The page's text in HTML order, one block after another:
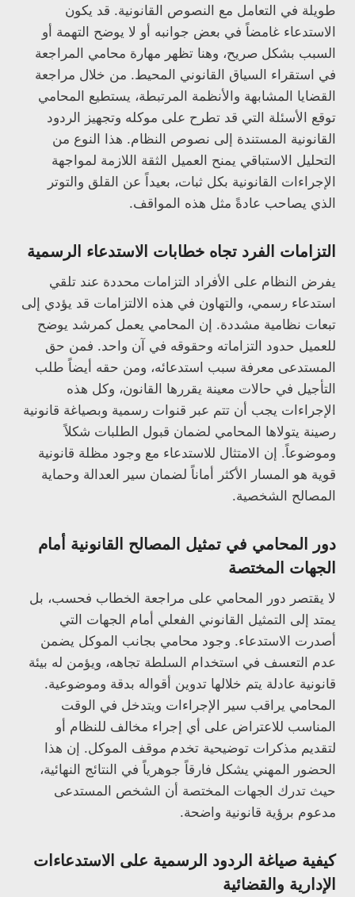
طويلة في التعامل مع النصوص القانونية. قد يكون
الاستدعاء غامضاً في بعض جوانبه أو لا يوضح التهمة أو
السبب بشكل صريح، وهنا تظهر مهارة محامي المراجعة
في استقراء السياق القانوني المحيط. من خلال مراجعة
القضايا المشابهة والأنظمة المرتبطة، يستطيع المحامي
توقع الأسئلة التي قد تطرح على موكله وتجهيز الردود
القانونية المستندة إلى نصوص النظام. هذا النوع من
التحليل الاستباقي يمنح العميل الثقة اللازمة لمواجهة
الإجراءات القانونية بكل ثبات، بعيداً عن القلق والتوتر
الذي يصاحب عادةً مثل هذه المواقف.
التزامات الفرد تجاه خطابات الاستدعاء الرسمية
يفرض النظام على الأفراد التزامات محددة عند تلقي
استدعاء رسمي، والتهاون في هذه الالتزامات قد يؤدي إلى
تبعات نظامية مشددة. إن المحامي يعمل كمرشد يوضح
للعميل حدود التزاماته وحقوقه في آن واحد. فمن حق
المستدعى معرفة سبب استدعائه، ومن حقه أيضاً طلب
التأجيل في حالات معينة يقررها القانون، وكل هذه
الإجراءات يجب أن تتم عبر قنوات رسمية وبصياغة قانونية
رصينة يتولاها المحامي لضمان قبول الطلبات شكلاً
وموضوعاً. إن الامتثال للاستدعاء مع وجود مظلة قانونية
قوية هو المسار الأكثر أماناً لضمان سير العدالة وحماية
المصالح الشخصية.
دور المحامي في تمثيل المصالح القانونية أمام
الجهات المختصة
لا يقتصر دور المحامي على مراجعة الخطاب فحسب، بل
يمتد إلى التمثيل القانوني الفعلي أمام الجهات التي
أصدرت الاستدعاء. وجود محامي بجانب الموكل يضمن
عدم التعسف في استخدام السلطة تجاهه، ويؤمن له بيئة
قانونية عادلة يتم خلالها تدوين أقواله بدقة وموضوعية.
المحامي يراقب سير الإجراءات ويتدخل في الوقت
المناسب للاعتراض على أي إجراء مخالف للنظام أو
لتقديم مذكرات توضيحية تخدم موقف الموكل. إن هذا
الحضور المهني يشكل فارقاً جوهرياً في النتائج النهائية،
حيث تدرك الجهات المختصة أن الشخص المستدعى
مدعوم برؤية قانونية واضحة.
كيفية صياغة الردود الرسمية على الاستدعاءات
الإدارية والقضائية